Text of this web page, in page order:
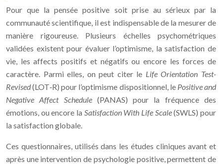
Pour que la pensée positive soit prise au sérieux par la
communauté scientifique, il est indispensable de la mesurer de
manière rigoureuse. Plusieurs échelles psychométriques
validées existent pour évaluer l’optimisme, la satisfaction de
vie, les affects positifs et négatifs ou encore les forces de
caractère. Parmi elles, on peut citer le Life Orientation Test-
Revised(LOT‑R) pour l’optimisme dispositionnel, le Positive and
Negative Affect Schedule(PANAS) pour la fréquence des
émotions, ou encore la Satisfaction With Life Scale(SWLS) pour
la satisfaction globale.
Ces questionnaires, utilisés dans les études cliniques avant et
après une intervention de psychologie positive, permettent de